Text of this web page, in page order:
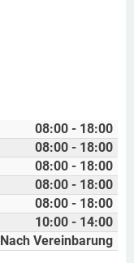
08:00 - 18:00
08:00 - 18:00
08:00 - 18:00
08:00 - 18:00
08:00 - 18:00
10:00 - 14:00
Nach Vereinbarung